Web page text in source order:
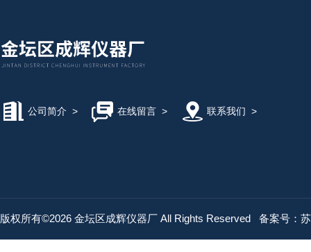
公司简介 > 在线留言> 联系我们 >
版权所有©2026 金坛区成辉仪器厂 All Rights Reserved 备案号：